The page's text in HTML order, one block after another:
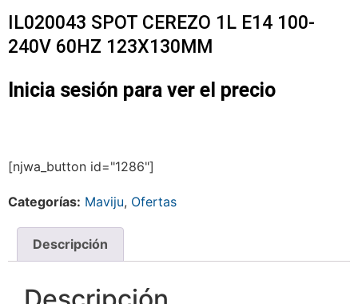
IL020043 SPOT CEREZO 1L E14 100-
240V 60HZ 123X130MM
Inicia sesión para ver el precio
[njwa_button id="1286"]
Categorías: Maviju, Ofertas
Descripción